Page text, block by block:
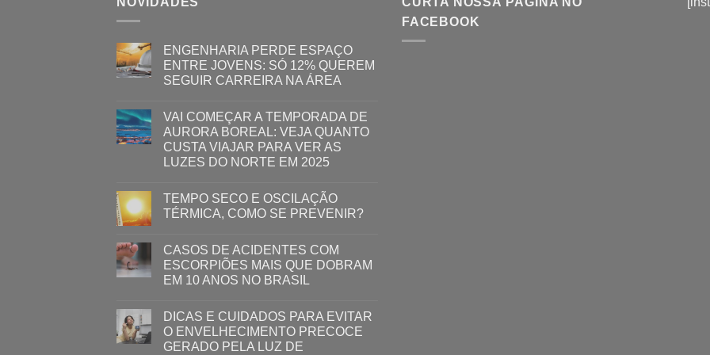
ENGENHARIA PERDE ESPAÇO
ENTRE JOVENS: SÓ 12% QUEREM
SEGUIR CARREIRA NA ÁREA
VAI COMEÇAR A TEMPORADA DE
AURORA BOREAL: VEJA QUANTO
CUSTA VIAJAR PARA VER AS
LUZES DO NORTE EM 2025
TEMPO SECO E OSCILAÇÃO
TÉRMICA, COMO SE PREVENIR?
CASOS DE ACIDENTES COM
ESCORPIÕES MAIS QUE DOBRAM
EM 10 ANOS NO BRASIL
DICAS E CUIDADOS PARA EVITAR
O ENVELHECIMENTO PRECOCE
GERADO PELA LUZ ​DE
FACEBOOK